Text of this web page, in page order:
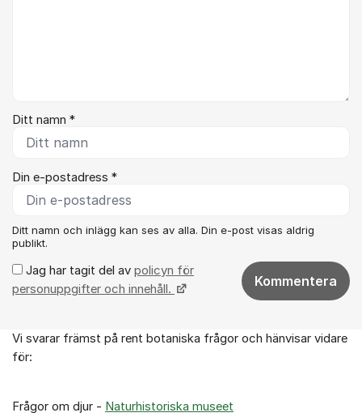
Ditt namn *
Din e-postadress *
Ditt namn och inlägg kan ses av alla. Din e-post visas aldrig
publikt.
Jag har tagit del av policyn för
personuppgifter och innehåll.
Kommentera
Om forumet
Vi svarar främst på rent botaniska frågor och hänvisar vidare
för:
Frågor om djur - Naturhistoriska museet